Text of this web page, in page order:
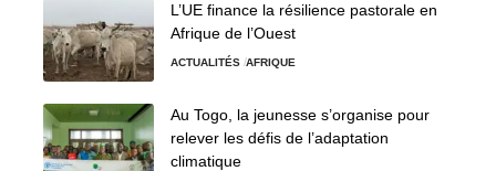
L’UE finance la résilience pastorale en
Afrique de l’Ouest
ACTUALITÉS AFRIQUE
Au Togo, la jeunesse s’organise pour
relever les défis de l’adaptation
climatique